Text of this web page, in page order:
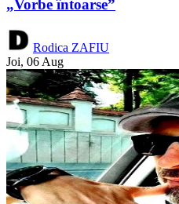
„Vorbe întoarse”
Rodica ZAFIU
Joi, 06 Aug